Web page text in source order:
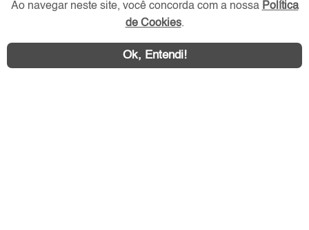
Redes Sociais
Ao navegar neste site, você concorda com a nossa Política
de Cookies.
Ok, Entendi!